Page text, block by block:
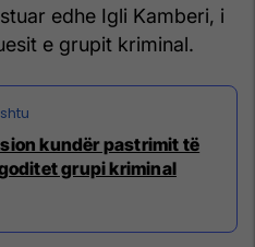
edhe Igli Kamberi, i
e grupit kriminal.
kundër pastrimit të
grupi kriminal